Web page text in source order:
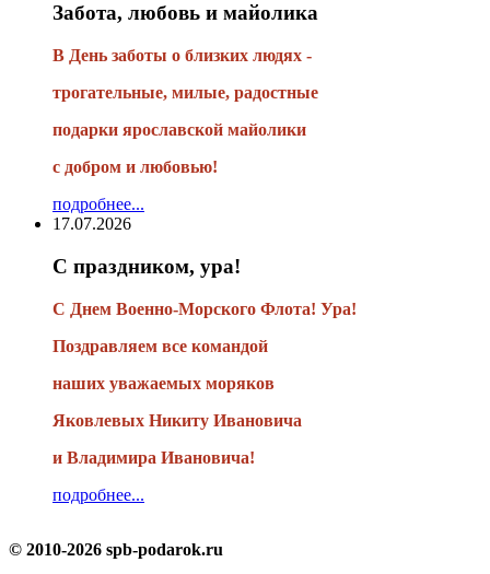
Забота, любовь и майолика
В День заботы о близких людях -
трогательные, милые, радостные
подарки ярославской майолики
с добром и любовью!
подробнее...
17.07.2026
С праздником, ура!
С Днем Военно-Морского Флота! Ура!
Поздравляем все командой
наших уважаемых моряков
Яковлевых Никиту Ивановича
и Владимира Ивановича!
подробнее...
© 2010-2026 spb-podarok.ru